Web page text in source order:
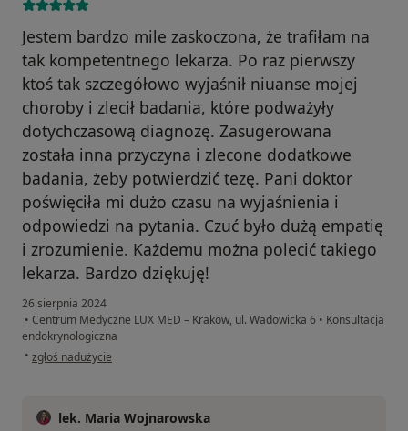
Jestem bardzo mile zaskoczona, że trafiłam na
tak kompetentnego lekarza. Po raz pierwszy
ktoś tak szczegółowo wyjaśnił niuanse mojej
choroby i zlecił badania, które podważyły
dotychczasową diagnozę. Zasugerowana
została inna przyczyna i zlecone dodatkowe
badania, żeby potwierdzić tezę. Pani doktor
poświęciła mi dużo czasu na wyjaśnienia i
odpowiedzi na pytania. Czuć było dużą empatię
i zrozumienie. Każdemu można polecić takiego
lekarza. Bardzo dziękuję!
26 sierpnia 2024
• Centrum Medyczne LUX MED – Kraków, ul. Wadowicka 6 • Konsultacja
endokrynologiczna
• w opinii użytkownika Katarzyna M.
zgłoś nadużycie
lek. Maria Wojnarowska